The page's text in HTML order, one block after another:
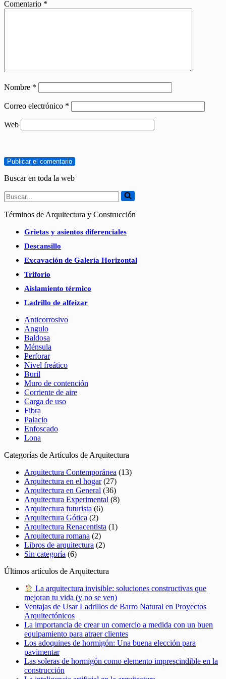
Comentario *
Nombre *
Correo electrónico *
Web
Buscar en toda la web
Buscar...
Términos de Arquitectura y Construcción
Grietas y asientos diferenciales
Descansillo
Excavación de Galería Horizontal
Triforio
Aislamiento térmico
Ladrillo de alfeizar
Anticorrosivo
Angulo
Baldosa
Ménsula
Perforar
Nivel freático
Buril
Muro de contención
Corriente de aire
Carga de uso
Fibra
Palacio
Enfoscado
Lona
Categorías de Artículos de Arquitectura
Arquitectura Contemporánea (13)
Arquitectura en el hogar(27)
Arquitectura en General (36)
Arquitectura Experimental (8)
Arquitectura futurista (6)
Arquitectura Gótica (2)
Arquitectura Renacentista (1)
Arquitectura romana (2)
Libros de arquitectura (2)
Sin categoría (6)
Últimos artículos de Arquitectura
La arquitectura invisible: soluciones constructivas que
mejoran tu vida (y no se ven)
Ventajas de Usar Ladrillos de Barro Natural en Proyectos
Arquitectónicos
La importancia de crear un comercio a medida con un buen
equipamiento para atraer clientes
Los adoquines de hormigón: Una buena elección para
pavimentar
Las soleras de hormigón como elemento imprescindible en la
construcción